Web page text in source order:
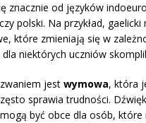
znacznie od języków
polski. Na przykład,
które zmieniają się w
niektórych uczniów
jest wymowa, która
sprawia trudności.
być obce dla osób, które